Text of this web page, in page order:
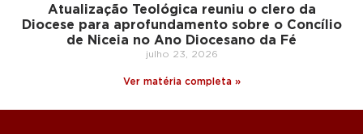
Atualização Teológica reuniu o clero da
Diocese para aprofundamento sobre o Concílio
de Niceia no Ano Diocesano da Fé
julho 23, 2026
Ver matéria completa »